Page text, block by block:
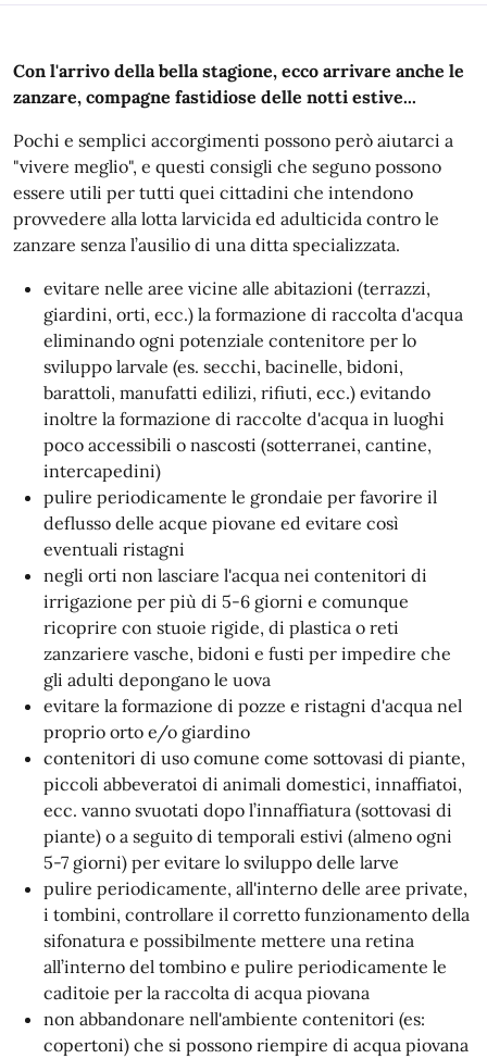
Con l'arrivo della bella stagione, ecco arrivare anche le
zanzare, compagne fastidiose delle notti estive...
Pochi e semplici accorgimenti possono però aiutarci a
"vivere meglio", e questi consigli che seguno possono
essere utili per tutti quei cittadini che intendono
provvedere alla lotta larvicida ed adulticida contro le
zanzare senza l’ausilio di una ditta specializzata.
evitare nelle aree vicine alle abitazioni (terrazzi,
giardini, orti, ecc.) la formazione di raccolta d'acqua
eliminando ogni potenziale contenitore per lo
sviluppo larvale (es. secchi, bacinelle, bidoni,
barattoli, manufatti edilizi, rifiuti, ecc.) evitando
inoltre la formazione di raccolte d'acqua in luoghi
poco accessibili o nascosti (sotterranei, cantine,
intercapedini)
pulire periodicamente le grondaie per favorire il
deflusso delle acque piovane ed evitare così
eventuali ristagni
negli orti non lasciare l'acqua nei contenitori di
irrigazione per più di 5-6 giorni e comunque
ricoprire con stuoie rigide, di plastica o reti
zanzariere vasche, bidoni e fusti per impedire che
gli adulti depongano le uova
evitare la formazione di pozze e ristagni d'acqua nel
proprio orto e/o giardino
contenitori di uso comune come sottovasi di piante,
piccoli abbeveratoi di animali domestici, innaffiatoi,
ecc. vanno svuotati dopo l’innaffiatura (sottovasi di
piante) o a seguito di temporali estivi (almeno ogni
5-7 giorni) per evitare lo sviluppo delle larve
pulire periodicamente, all'interno delle aree private,
i tombini, controllare il corretto funzionamento della
sifonatura e possibilmente mettere una retina
all’interno del tombino e pulire periodicamente le
caditoie per la raccolta di acqua piovana
non abbandonare nell'ambiente contenitori (es:
copertoni) che si possono riempire di acqua piovana